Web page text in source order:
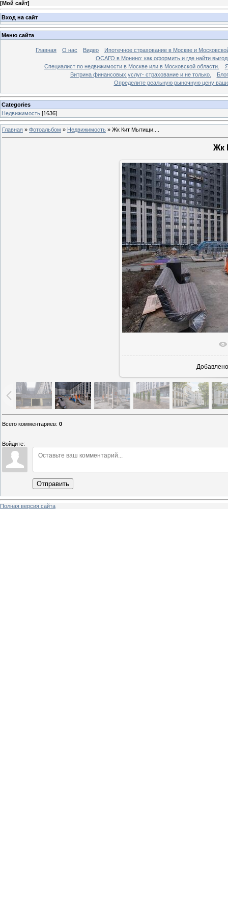
[Мой сайт]
Вход на сайт
Меню сайта
Главная О нас Видео
Ипотечное страхование в Москве и
ОСАГО в Монино: как оформить и где найти
Специалист по недвижимости в Москве или в Московской области.
Витрина финансовых услуг- страхование и не только.
Блог
Определите реальную рыночную цену
Categories
Недвижимость [1636]
Главная » Фотоальбом » Недвижимость » Жк Кит Мытищи....
Жк
В
Добавлено
Всего комментариев: 0
Войдите:
Отправить
Полная версия сайта